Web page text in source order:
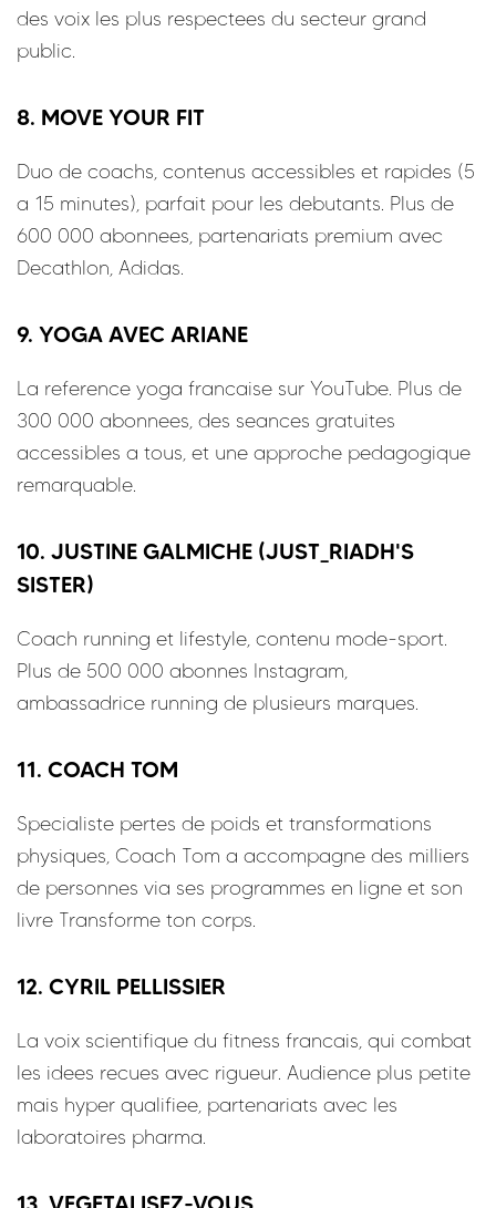
des voix les plus respectees du secteur grand
public.
8. MOVE YOUR FIT
Duo de coachs, contenus accessibles et rapides (5
a 15 minutes), parfait pour les debutants. Plus de
600 000 abonnees, partenariats premium avec
Decathlon, Adidas.
9. YOGA AVEC ARIANE
La reference yoga francaise sur YouTube. Plus de
300 000 abonnees, des seances gratuites
accessibles a tous, et une approche pedagogique
remarquable.
10. JUSTINE GALMICHE (JUST_RIADH'S
SISTER)
Coach running et lifestyle, contenu mode-sport.
Plus de 500 000 abonnes Instagram,
ambassadrice running de plusieurs marques.
11. COACH TOM
Specialiste pertes de poids et transformations
physiques, Coach Tom a accompagne des milliers
de personnes via ses programmes en ligne et son
livre Transforme ton corps.
12. CYRIL PELLISSIER
La voix scientifique du fitness francais, qui combat
les idees recues avec rigueur. Audience plus petite
mais hyper qualifiee, partenariats avec les
laboratoires pharma.